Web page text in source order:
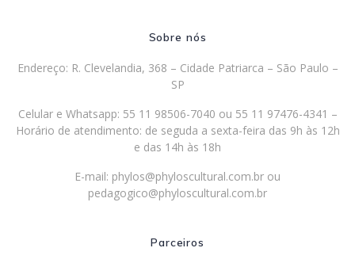
Sobre nós
Endereço: R. Clevelandia, 368 – Cidade Patriarca – São Paulo –
SP
Celular e Whatsapp: 55 11 98506-7040 ou 55 11 97476-4341 –
Horário de atendimento: de seguda a sexta-feira das 9h às 12h
e das 14h às 18h
E-mail: phylos@phyloscultural.com.br ou
pedagogico@phyloscultural.com.br
Parceiros